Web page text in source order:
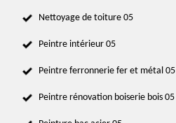
Nettoyage de toiture 05
Peintre intérieur 05
Peintre ferronnerie fer et métal 05
Peintre rénovation boiserie bois 05